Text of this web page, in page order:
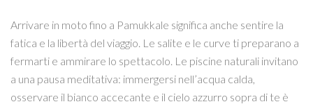
Arrivare in moto fino a Pamukkale significa anche sentire la
fatica e la libertà del viaggio. Le salite e le curve ti preparano a
fermarti e ammirare lo spettacolo. Le piscine naturali invitano
a una pausa meditativa: immergersi nell’acqua calda,
osservare il bianco accecante e il cielo azzurro sopra di te è